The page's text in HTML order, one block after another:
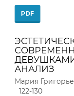
PDF
АНАЛИЗ
Мария
122-130